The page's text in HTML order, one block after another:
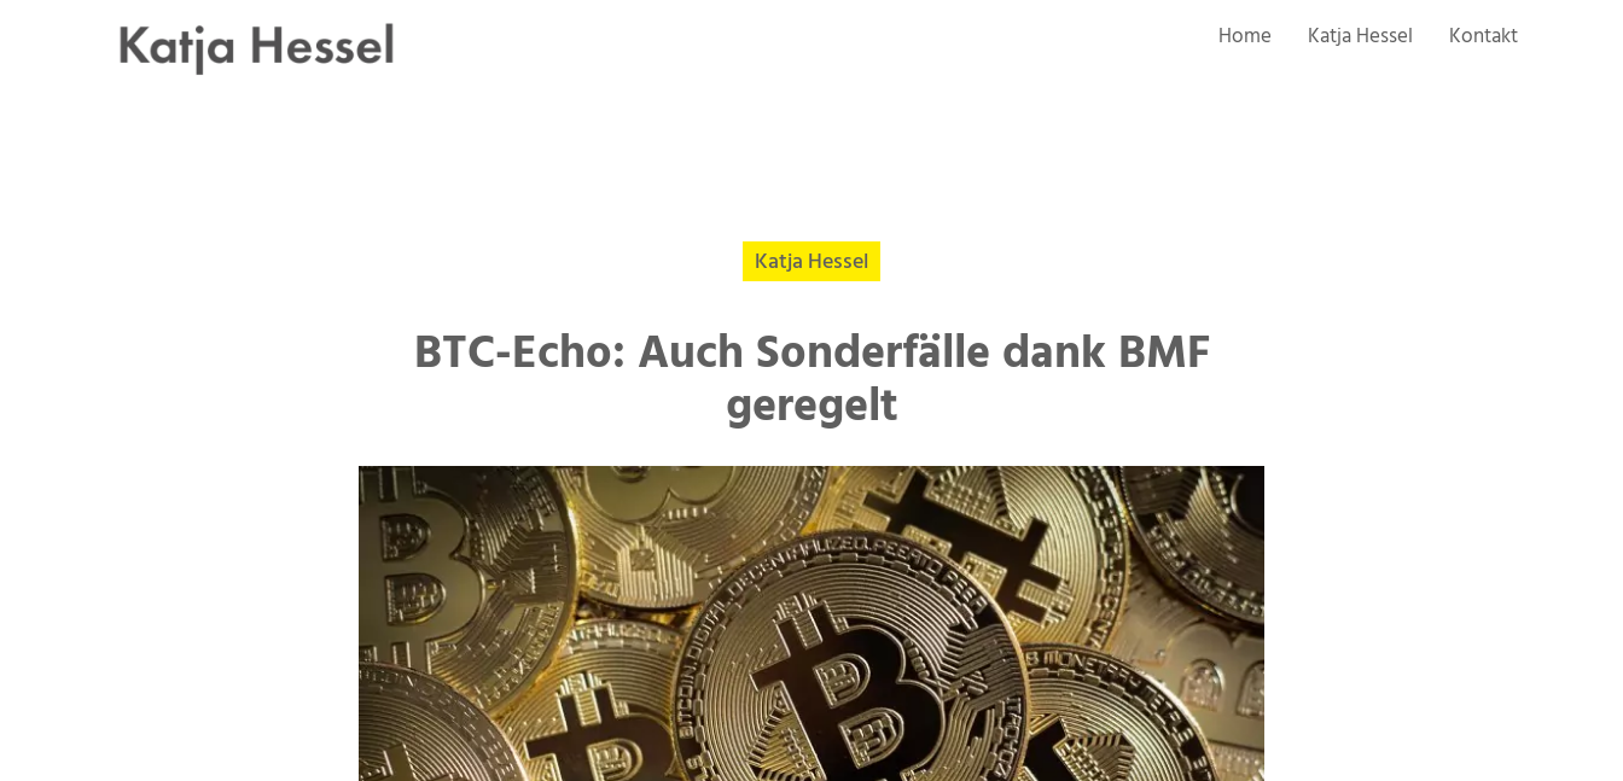
Home Katja Hessel Kontakt
Katja Hessel
BTC-Echo: Auch Sonderfälle dank BMF
geregelt